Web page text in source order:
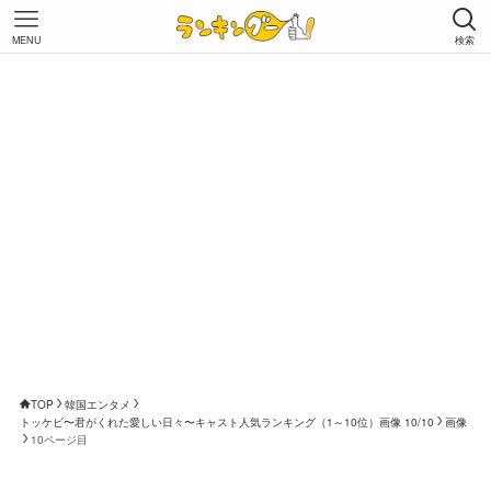
検索
MENU
TOP
韓国エンタメ
トッケビ〜君がくれた愛しい日々〜キャスト人気ランキング（1～10位）画像 10/10
画像
10ページ目